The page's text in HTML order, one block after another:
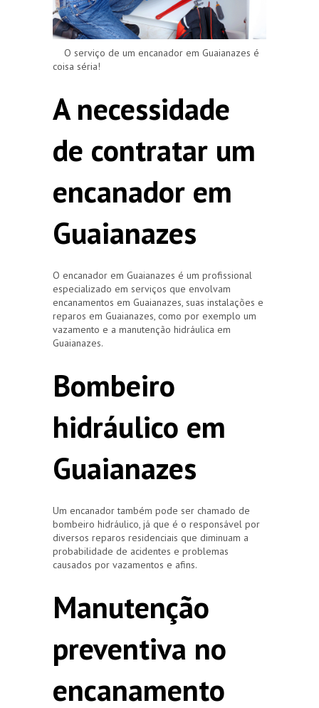
O serviço de um encanador em Guaianazes é
coisa séria!
A necessidade
de contratar um
encanador em
Guaianazes
O encanador em Guaianazes é um profissional
especializado em serviços que envolvam
encanamentos em Guaianazes, suas instalações e
reparos em Guaianazes, como por exemplo um
vazamento e a manutenção hidráulica em
Guaianazes.
Bombeiro
hidráulico em
Guaianazes
Um encanador também pode ser chamado de
bombeiro hidráulico, já que é o responsável por
diversos reparos residenciais que diminuam a
probabilidade de acidentes e problemas
causados por vazamentos e afins.
Manutenção
preventiva no
encanamento